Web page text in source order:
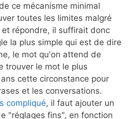
ce mécanisme minimal
toutes les limites malgré
répondre, il suffirait donc
la plus simple qui est de dire
le mot qu'on attend de
trouver le mot le plus
cette circonstance pour
et les conversations.
compliqué, il faut ajouter un
"réglages fins", en fonction